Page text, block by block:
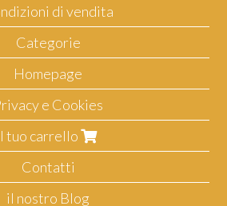
di vendita
Categorie
Homepage
e Cookies
tuo carrello
Contatti
il nostro Blog